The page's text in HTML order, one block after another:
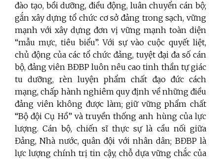
đào tạo, bồi dưỡng, điều động, luân chuyển cán bộ;
gắn xây dựng tổ chức cơ sở đảng trong sạch, vững
mạnh với xây dựng đơn vị vững mạnh toàn diện
“mẫu mực, tiêu biểu”. Với sự vào cuộc quyết liệt,
chủ động của các tổ chức đảng, tuyệt đại đa số cán
bộ, đảng viên BĐBP luôn nêu cao tinh thần tự giác
tu dưỡng, rèn luyện phẩm chất đạo đức cách
mạng, chấp hành nghiêm quy định về những điều
đảng viên không được làm; giữ vững phẩm chất
“Bộ đội Cụ Hồ” và truyền thống anh hùng của lực
lượng. Cán bộ, chiến sĩ thực sự là cầu nối giữa
Đảng, Nhà nước, quân đội với nhân dân; BĐBP là
lực lượng chính trị tin cậy, chỗ dựa vững chắc của